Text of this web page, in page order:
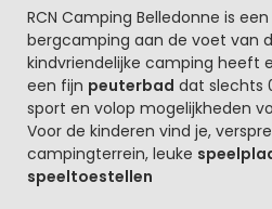
Beschrijving
RCN Camping Belledonne is
bergcamping aan de voet van
kindvriendelijke camping heeft
een fijn peuterbad dat slechts
sport en volop mogelijkheden
Voor de kinderen vind je,
campingterrein, leuke
speeltoestellen